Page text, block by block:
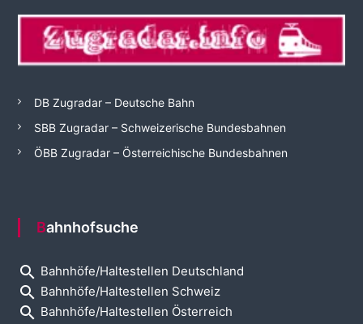
DB Zugradar – Deutsche Bahn
SBB Zugradar – Schweizerische Bundesbahnen
ÖBB Zugradar – Österreichische Bundesbahnen
Bahnhofsuche
search Bahnhöfe/Haltestellen Deutschland
search Bahnhöfe/Haltestellen Schweiz
search Bahnhöfe/Haltestellen Österreich